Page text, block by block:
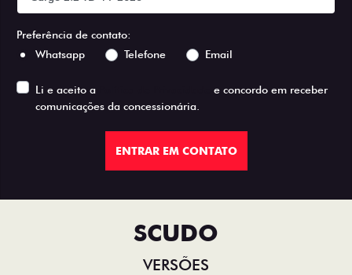
Preferência de contato:
Whatsapp
Telefone Email
Li e aceito a
e concordo em receber
comunicações da concessionária.
ENTRAR EM CONTATO
SCUDO
VERSÕES